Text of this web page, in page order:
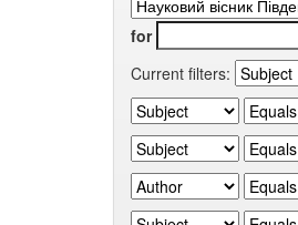
for
Current filters: